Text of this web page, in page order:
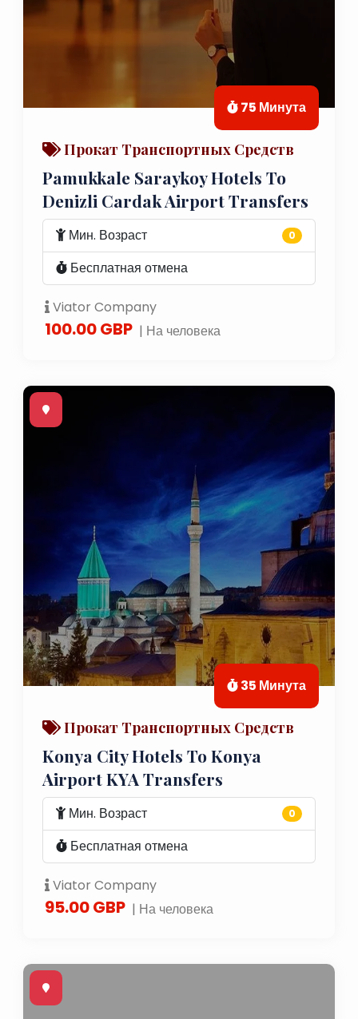
75 Минута
Прокат Транспортных Средств
Pamukkale Saraykoy Hotels To
Denizli Cardak Airport Transfers
Мин. Возраст 0
Бесплатная отмена
Viator Company
100.00 GBP | На человека
35 Минута
Прокат Транспортных Средств
Konya City Hotels To Konya
Airport KYA Transfers
Мин. Возраст 0
Бесплатная отмена
Viator Company
95.00 GBP | На человека